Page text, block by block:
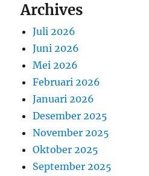
Archives
Juli 2026
Juni 2026
Mei 2026
Februari 2026
Januari 2026
Desember 2025
November 2025
Oktober 2025
September 2025